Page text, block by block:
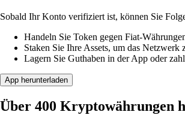
Sobald Ihr Konto verifiziert ist, können Sie
Handeln Sie Token gegen Fiat-
Staken Sie Ihre Assets, um das Netzwerk
Lagern Sie Guthaben in der App oder
App herunterladen
Über 400 Kryptowährungen